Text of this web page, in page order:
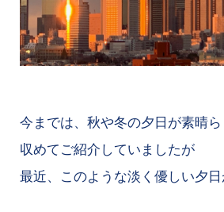
今までは、秋や冬の夕日が素晴
収めてご紹介していましたが
最近、このような淡く優しい夕日